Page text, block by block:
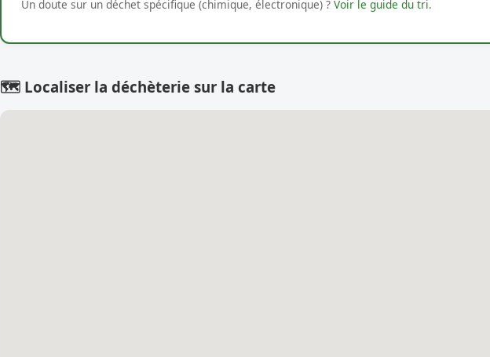
Un doute sur un déchet spécifique (chimique, électronique) ? Voir le guide du tri.
🗺️ Localiser la déchèterie sur la carte